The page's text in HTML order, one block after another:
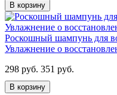
В корзину
Роскошный шампунь для
Увлажнение о
298 руб. 351 руб.
В корзину